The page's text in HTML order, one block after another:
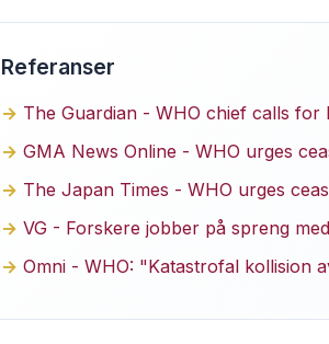
Referanser
The Guardian - WHO chief calls
GMA News Online - WHO urges
The Japan Times - WHO urges
VG - Forskere jobber på spreng
Omni - WHO: "Katastrofal kollision